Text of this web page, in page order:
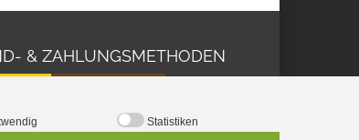
& ZAHLUNGSMETHODEN
Statistiken